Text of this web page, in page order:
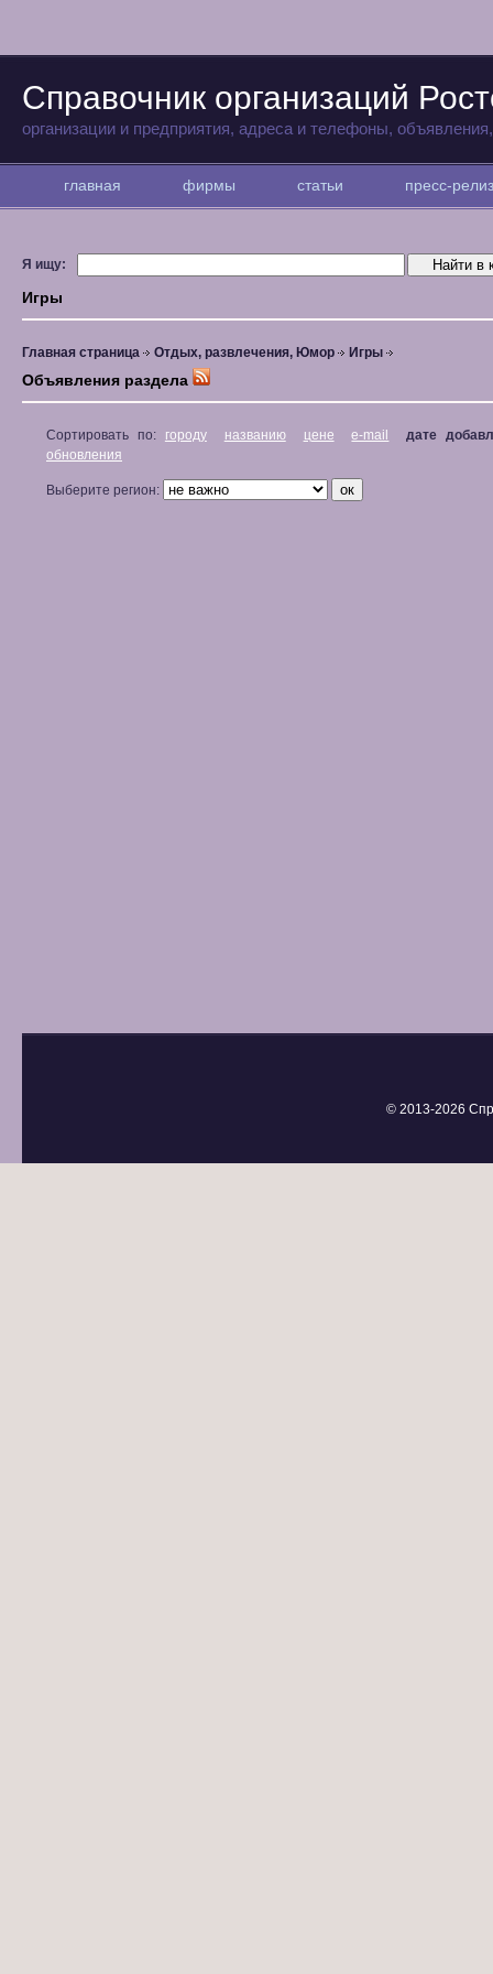
Справочник организаций
организации и предприятия, адреса и телефоны,
главная фирмы статьи пресс-
Я ищу:
Игры
Главная страница Отдых, развлечения, Юмор Игры
Объявления раздела
Сортировать по: городу названию цене e-mail
дате
обновления
Выберите регион:
© 2013-2026